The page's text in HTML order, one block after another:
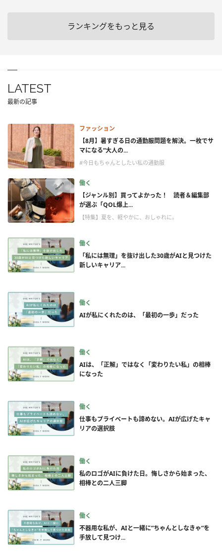
ランキングをもっと見る
LATEST
最新の記事
ファッション
【8月】暑すぎる日の通勤服問題を解決。一枚でサ
マになる“大人の...
#今日もちゃんとしたい私の通勤服
働く
【ジャンル別】買ってよかった！ 読者＆編集部
が選ぶ「QOL爆上...
【特集】夏を、軽やかに、おしゃれに。
働く
「私には無理」を抜け出した30歳がAIと見つけた
新しいキャリア...
働く
AIが私にくれたのは、「最初の一歩」だった
働く
AIは、「正解」ではなく「変わりたい私」の相棒
になった
働く
仕事もプライベートも諦めない。AIが広げたキャ
リアの選択肢
働く
私のロゴがAIに負けた日。悔しさから始まった、
相棒との二人三脚
働く
不器用な私が、AIと一緒に”ちゃんとしなきゃ”を
手放して見つけ...